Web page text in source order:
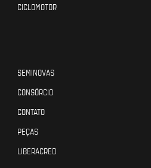
CICLOMOTOR
SEMINOVAS
CONSÓRCIO
CONTATO
PEÇAS
LIBERACRED